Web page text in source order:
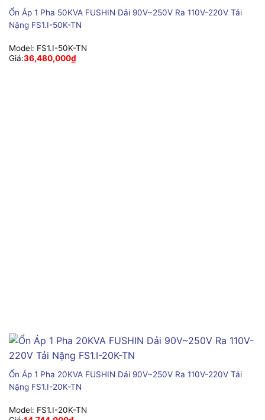
Ổn Áp 1 Pha 50KVA FUSHIN Dải 90V~250V Ra 110V-220V Tải
Nặng FS1.I-50K-TN
Model: FS1.I-50K-TN
Giá:36,480,000₫
Ổn Áp 1 Pha 20KVA FUSHIN Dải 90V~250V Ra 110V-220V Tải
Nặng FS1.I-20K-TN
Model: FS1.I-20K-TN